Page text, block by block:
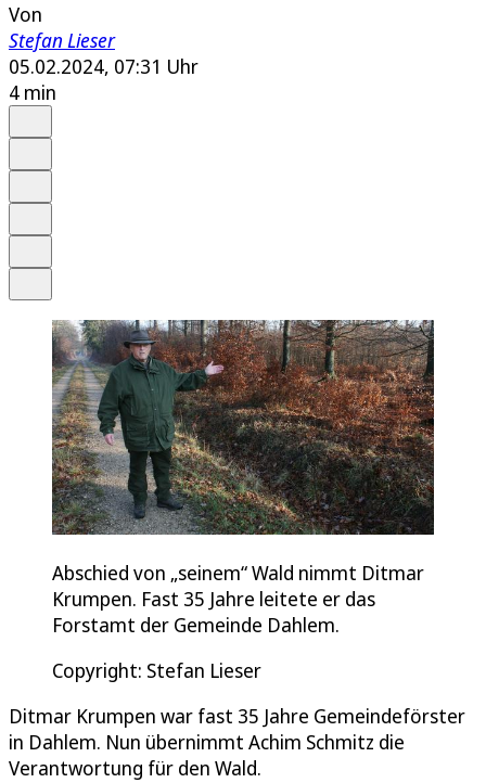
Von
Stefan Lieser
05.02.2024, 07:31 Uhr
4 min
Abschied von „seinem“ Wald nimmt Ditmar
Krumpen. Fast 35 Jahre leitete er das
Forstamt der Gemeinde Dahlem.
Copyright: Stefan Lieser
Ditmar Krumpen war fast 35 Jahre Gemeindeförster
in Dahlem. Nun übernimmt Achim Schmitz die
Verantwortung für den Wald.